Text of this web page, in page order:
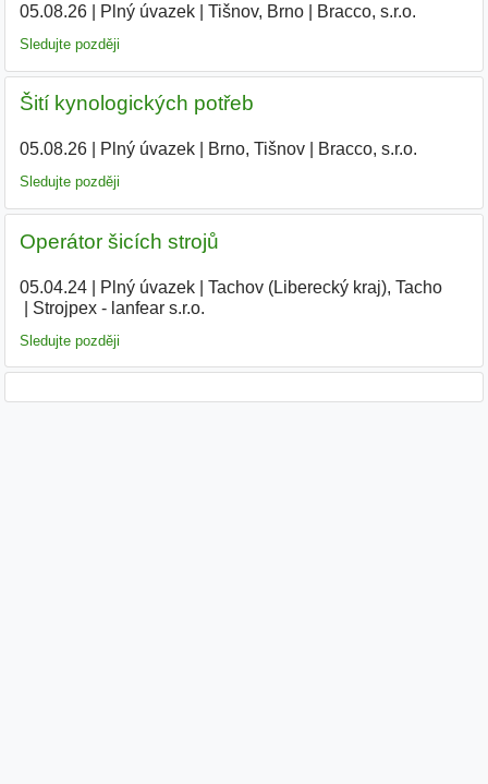
05.08.26| Plný úvazek| Tišnov, Brno| Bracco, s.r.o.
Sledujte později
Šití kynologických potřeb
05.08.26| Plný úvazek| Brno, Tišnov| Bracco, s.r.o.
Sledujte později
Operátor šicích strojů
05.04.24| Plný úvazek| Tachov (Liberecký kraj), Tacho|
Strojpex - lanfear s.r.o.
Sledujte později